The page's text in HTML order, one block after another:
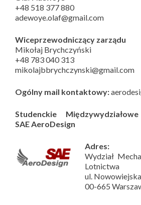
+48 518 377 880
adewoye.olaf@gmail.com
Wiceprzewodniczący zarządu
Mikołaj Brychczyński
+48 783 040 313
mikolajbbrychczynski@gmail.com
Ogólny mail kontaktowy:
Studenckie
SAE AeroDesign
Adres:
Wydział
Lotnictwa
ul.
00-665